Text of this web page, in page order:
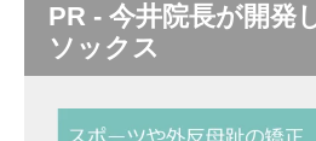
PR - 今井院長が開発
ソックス